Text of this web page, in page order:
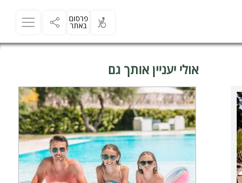
פרסום
באתר
אולי יעניין אותך גם